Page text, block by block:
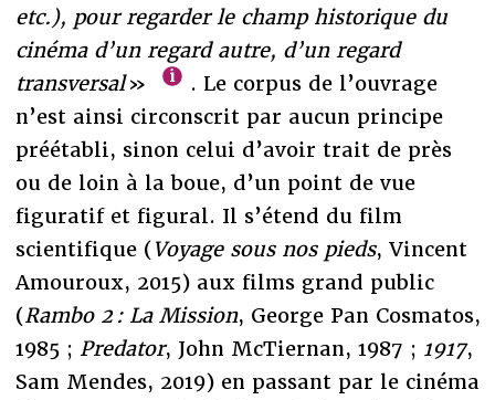
etc.), pour regarder le champ historique du
cinéma d’un regard autre, d’un regard
transversal»
. Le corpus de l’ouvrage
n’est ainsi circonscrit par aucun principe
préétabli, sinon celui d’avoir trait de près
ou de loin à la boue, d’un point de vue
figuratif et figural. Il s’étend du film
scientifique (Voyage sous nos pieds, Vincent
Amouroux, 2015) aux films grand public
(Rambo 2 : La Mission, George Pan Cosmatos,
1985 ; Predator, John McTiernan, 1987 ; 1917,
Sam Mendes, 2019) en passant par le cinéma